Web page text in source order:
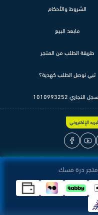
الشروط والأحكام
مابعد البيع
طريقة الطلب من المتجر
تبي نوصل الطلب كهدية؟
التجاري 1010993252
الإلكتروني
متجر درة مسك